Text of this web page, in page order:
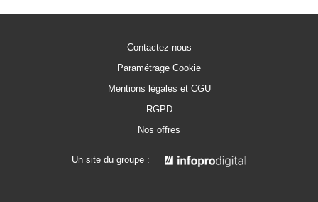
Contactez-nous
Paramétrage Cookie
Mentions légales et CGU
RGPD
Nos offres
Un site du groupe :